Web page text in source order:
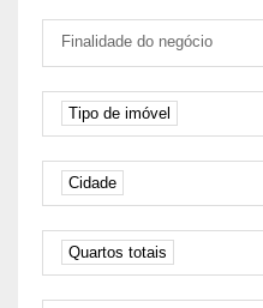
Tipo negociação
Finalidade do negócio
Tipo de imóvel
Tipo de imóvel
Cidade
Cidade
Quartos
Quartos totais